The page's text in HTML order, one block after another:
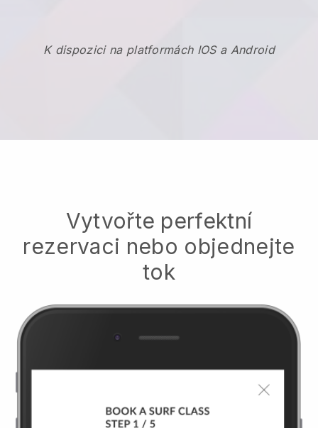
K dispozici na platformách IOS a Android
Vytvořte perfektní
rezervaci nebo objednejte
tok